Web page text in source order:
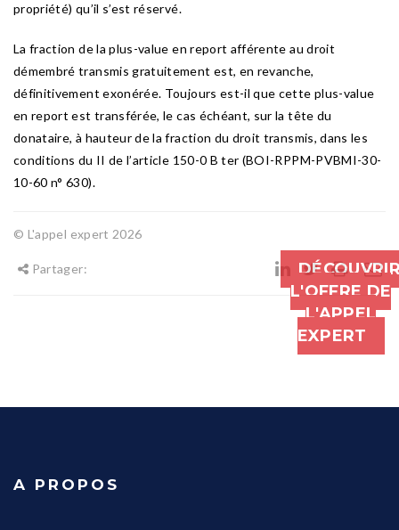
propriété) qu’il s’est réservé.
La fraction de la plus-value en report afférente au droit
démembré transmis gratuitement est, en revanche,
définitivement exonérée. Toujours est-il que cette plus-value
en report est transférée, le cas échéant, sur la tête du
donataire, à hauteur de la fraction du droit transmis, dans les
conditions du II de l’article 150-0 B ter (BOI-RPPM-PVBMI-30-
10-60 n° 630).
© L'appel expert 2026
Partager:
L'OFFRE DE
L'APPEL
EXPERT
A PROPOS